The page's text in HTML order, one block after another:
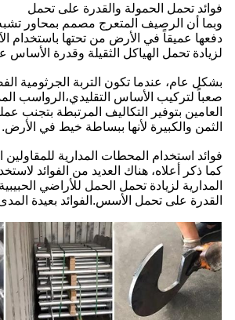
فوائد تحمل الحمولة والقدرة على تحمل
وبما أن الرصيف المتعرج مصمم بمحاور
دفعها عميقاً في الأرض من تحتها باستخدام
لزيادة تحمل الهياكل الثقيلة وقدرة
بشكل عام، عندما تكون التربة الجرثومية
صعباً لتركيب الأساس التقليدي،الرواسب
العامين بتوفير التكاليف المرتبطة بتجنب
الثمن والكبيرة لأنها ببساطة خيط في الأرض.
فوائد استخدام المحطات المدارية للمقاولين
كما ذكر أعلاه، هناك العديد من الفوائد
المدارية لزيادة تحمل الحمل للأراضي
القدرة على تحمل الأسس.الفوائد بعيدة